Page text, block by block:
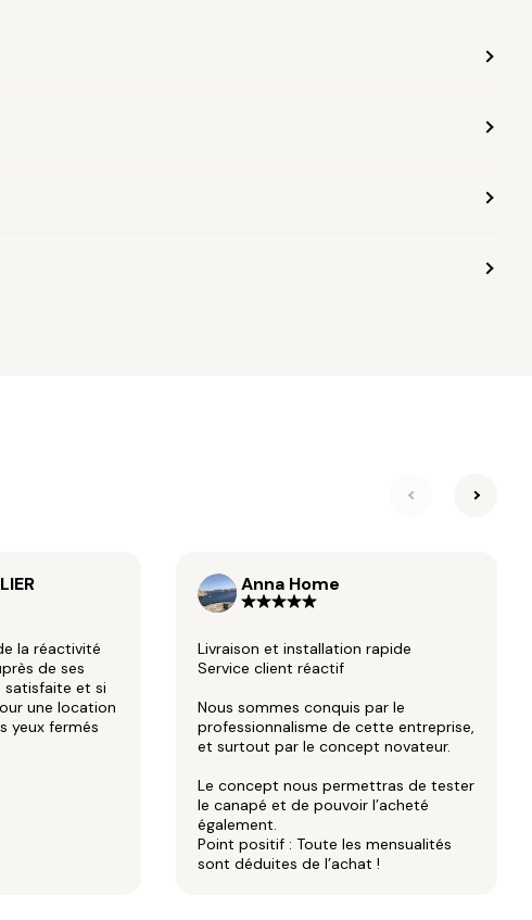
la réactivité
de ses
satisfaite et si
une location
yeux fermés
Anna Home
Livraison et installation rapide
Service client réactif
Nous sommes conquis par le
professionnalisme de cette entreprise,
et surtout par le concept novateur.
Le concept nous permettras de tester
le canapé et de pouvoir l’acheté
également.
Point positif : Toute les mensualités
sont déduites de l’achat !